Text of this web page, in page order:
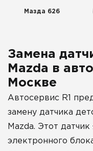
Мазда 626
Замена
Mazda в
Москве
Автосервис R1
замену датчика
Mazda. Этот
электронного